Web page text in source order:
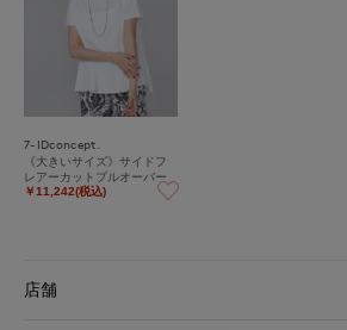
7-IDconcept.
《大きいサイズ》サイドフ
レアーカットプルオーバー
￥11,242(税込)
店舗